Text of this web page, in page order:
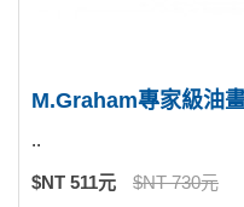
M.Graham專家級油
..
$NT 511元 $NT 730元